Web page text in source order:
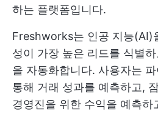
하는 플랫폼입니다.
Freshworks는 인공 지능(AI)
성이 가장 높은 리드를 식별
을 자동화합니다. 사용자는
통해 거래 성과를 예측하고,
경영진을 위한 수익을 예측하